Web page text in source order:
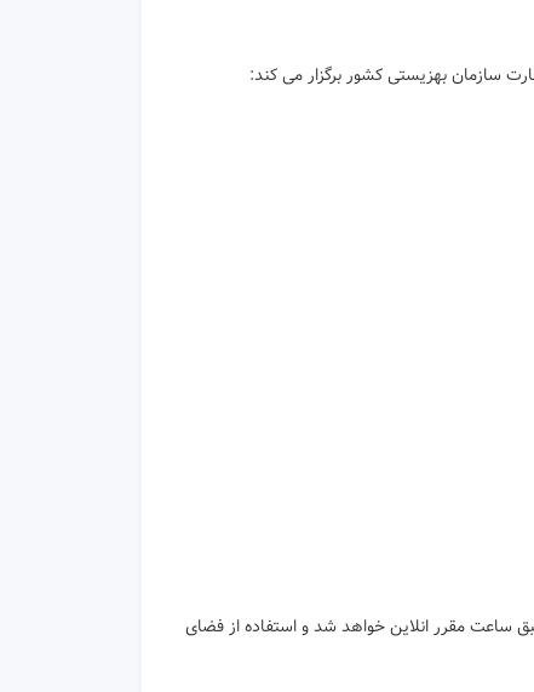
سازمان بهزیستی کشور برگزار می کند:
ساعت مقرر انلاین خواهد شد و استفاده از فضای